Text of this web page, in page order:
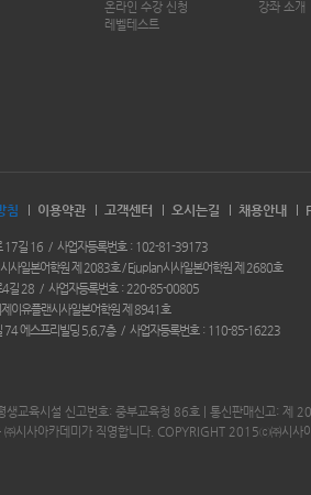
온라인 수강 신청
레벨테스트
강좌 소개
침 이용약관 고객센터 오시는길 채용안내
17길 16 사업자등록번호
102-81-39173
사일본어학원 제 2083호 / Ejuplan시사일본어학원 제 2680호
4길 28 사업자등록번호
220-85-00805
이유플랜시사일본어학원 제 8941호
74 에스프리빌딩 5,6,7층 사업자등록번호
110-85-16223
생교육시설 신고번호: 중부교육청 86호 | 통신판매신고: 제
시사아카데미가 직영합니다. COPYRIGHT 2015ⓒ㈜시사